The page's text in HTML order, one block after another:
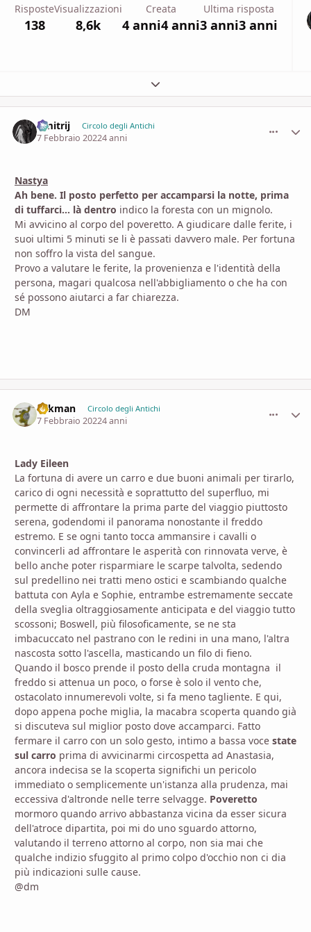
Risposte
138
Visualizzazioni
8,6k
Creata
4 anni4 anni
Ultima risposta
3 anni3 anni
Espandi panoramica del topic
Dmitrij Circolo degli Antichi
7 Febbraio 20224 anni
Nastya
Ah bene. Il posto perfetto per accamparsi la notte, prima
di tuffarci... là dentro indico la foresta con un mignolo.
Mi avvicino al corpo del poveretto. A giudicare dalle ferite, i
suoi ultimi 5 minuti se li è passati davvero male. Per fortuna
non soffro la vista del sangue.
Provo a valutare le ferite, la provenienza e l'identità della
persona, magari qualcosa nell'abbigliamento o che ha con
sé possono aiutarci a far chiarezza.
DM
aykman Circolo degli Antichi
7 Febbraio 20224 anni
Lady Eileen
La fortuna di avere un carro e due buoni animali per tirarlo,
carico di ogni necessità e soprattutto del superfluo, mi
permette di affrontare la prima parte del viaggio piuttosto
serena, godendomi il panorama nonostante il freddo
estremo. E se ogni tanto tocca ammansire i cavalli o
convincerli ad affrontare le asperità con rinnovata verve, è
bello anche poter risparmiare le scarpe talvolta, sedendo
sul predellino nei tratti meno ostici e scambiando qualche
battuta con Ayla e Sophie, entrambe estremamente seccate
della sveglia oltraggiosamente anticipata e del viaggio tutto
scossoni; Boswell, più filosoficamente, se ne sta
imbacuccato nel pastrano con le redini in una mano, l'altra
nascosta sotto l'ascella, masticando un filo di fieno.
Quando il bosco prende il posto della cruda montagna il
freddo si attenua un poco, o forse è solo il vento che,
ostacolato innumerevoli volte, si fa meno tagliente. E qui,
dopo appena poche miglia, la macabra scoperta quando già
si discuteva sul miglior posto dove accamparci. Fatto
fermare il carro con un solo gesto, intimo a bassa voce state
sul carro prima di avvicinarmi circospetta ad Anastasia,
ancora indecisa se la scoperta significhi un pericolo
immediato o semplicemente un'istanza alla prudenza, mai
eccessiva d'altronde nelle terre selvagge. Poveretto
mormoro quando arrivo abbastanza vicina da esser sicura
dell'atroce dipartita, poi mi do uno sguardo attorno,
valutando il terreno attorno al corpo, non sia mai che
qualche indizio sfuggito al primo colpo d'occhio non ci dia
più indicazioni sulle cause.
@dm